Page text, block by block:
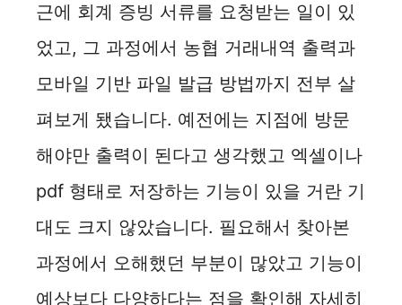
근에 회계 증빙 서류를 요청받는 일이 있
었고, 그 과정에서 농협 거래내역 출력과
모바일 기반 파일 발급 방법까지 전부 살
펴보게 됐습니다. 예전에는 지점에 방문
해야만 출력이 된다고 생각했고 엑셀이나
pdf 형태로 저장하는 기능이 있을 거란 기
대도 크지 않았습니다. 필요해서 찾아본
과정에서 오해했던 부분이 많았고 기능이
예상보다 다양하다는 점을 확인해 자세히